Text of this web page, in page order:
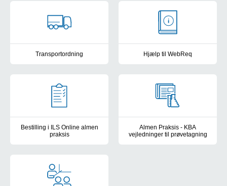
Transportordning Hjælp til WebReq
Bestilling i ILS Online almen
praksis
Almen Praksis - KBA
vejledninger til prøvetagning